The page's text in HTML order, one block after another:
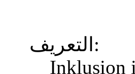
التعريف:
Inklusion